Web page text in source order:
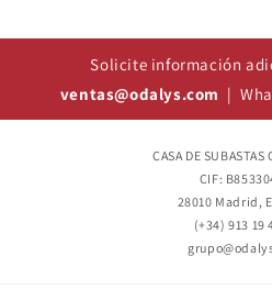
Solicite información
ventas@odalys.com |
CASA DE SUBASTAS
CIF:
28010 Madrid,
(+34) 913 19